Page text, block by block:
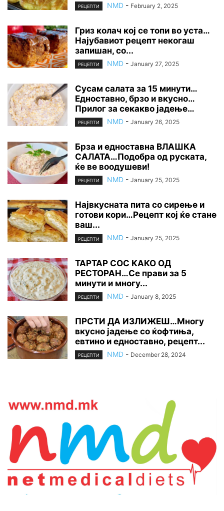
РЕЦЕПТИ NMD - February 2, 2025
Гриз колач кој се топи во уста…
Најубавиот рецепт некогаш
запишан, со...
РЕЦЕПТИ NMD - January 27, 2025
Сусам салата за 15 минути…
Едноставно, брзо и вкусно…
Прилог за секакво јадење…
РЕЦЕПТИ NMD - January 26, 2025
Брза и едноставна ВЛАШКА
САЛАТА…Подобра од руската,
ќе ве воодушеви!
РЕЦЕПТИ NMD - January 25, 2025
Највкусната пита со сирење и
готови кори…Рецепт кој ќе стане
ваш...
РЕЦЕПТИ NMD - January 25, 2025
ТАРТАР СОС КАКО ОД
РЕСТОРАН…Се прави за 5
минути и многу...
РЕЦЕПТИ NMD - January 8, 2025
ПРСТИ ДА ИЗЛИЖЕШ…Многу
вкусно јадење со ќофтиња,
евтино и едноставно, рецепт...
РЕЦЕПТИ NMD - December 28, 2024